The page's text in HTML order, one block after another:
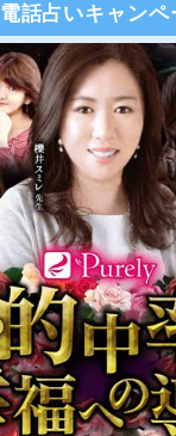
電話占いキャンペ